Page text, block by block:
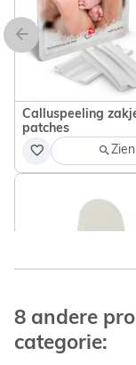
Calluspeeling
patches
Zien
8 andere
categorie: